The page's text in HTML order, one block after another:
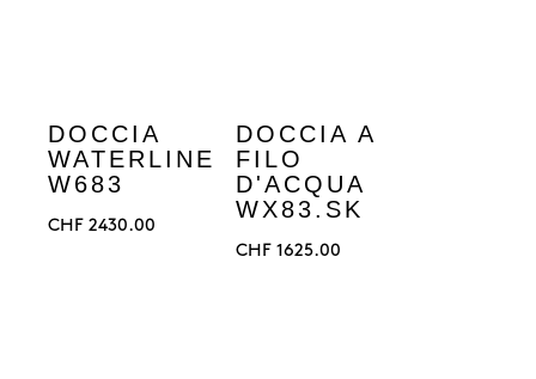
DOCCIA
WATERLINE
W683
CHF 2430.00
DOCCIA A
FILO
D'ACQUA
WX83.SK
CHF 1625.00